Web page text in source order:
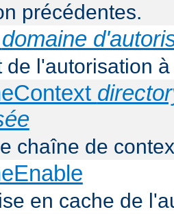
précédentes.
domaine
de l'autorisation
chaîne de
en cache de